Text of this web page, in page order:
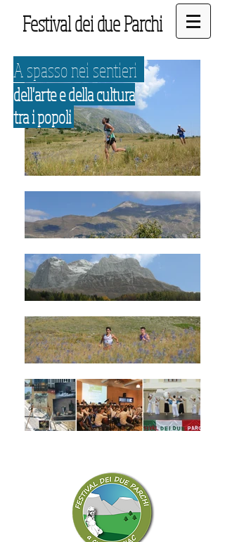
Festival dei due Parchi
A spasso nei sentieri
dell'arte e della cultura
tra i popoli